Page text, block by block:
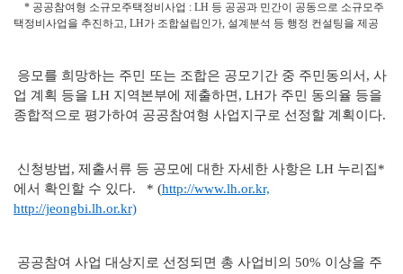
* 공공참여형 소규모주택정비사업 : LH 등 공공과 민간이 공동으로 소규모주
택정비사업을 추진하고, LH가 조합설립인가, 설계분석 등 행정 컨설팅을 제공
응모를 희망하는 주민 또는 조합은 공모기간 중 주민동의서, 사
업 계획 등을 LH 지역본부에 제출하면, LH가 주민 동의율 등을
종합적으로 평가하여 공공참여형 사업지구로 선정할 계획이다.
신청방법, 제출서류 등 공모에 대한 자세한 사항은 LH 누리집*
에서 확인할 수 있다. * (http://www.lh.or.kr,
http://jeongbi.lh.or.kr)
공공참여 사업 대상지로 선정되면 총 사업비의 50% 이상을 주